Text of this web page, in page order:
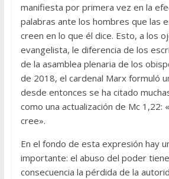
manifiesta por primera vez en la
palabras ante los hombres que las
creen en lo que él dice. Esto, a los
evangelista, le diferencia de los
de la asamblea plenaria de los
de 2018, el cardenal Marx formuló
desde entonces se ha citado
como una actualización de Mc 1,22:
cree».
En el fondo de esta expresión hay
importante: el abuso del poder
consecuencia la pérdida de la